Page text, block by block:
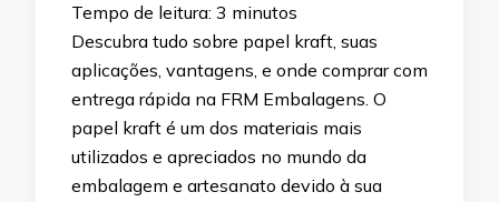
Tempo de leitura: 3 minutos
Descubra tudo sobre papel kraft, suas
aplicações, vantagens, e onde comprar com
entrega rápida na FRM Embalagens. O
papel kraft é um dos materiais mais
utilizados e apreciados no mundo da
embalagem e artesanato devido à sua